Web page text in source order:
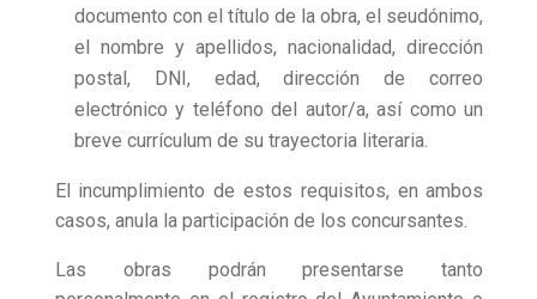
documento con el título de la obra, el seudónimo,
el nombre y apellidos, nacionalidad, dirección
postal, DNI, edad, dirección de correo
electrónico y teléfono del autor/a, así como un
breve currículum de su trayectoria literaria.
El incumplimiento de estos requisitos, en ambos
casos, anula la participación de los concursantes.
Las obras podrán presentarse tanto